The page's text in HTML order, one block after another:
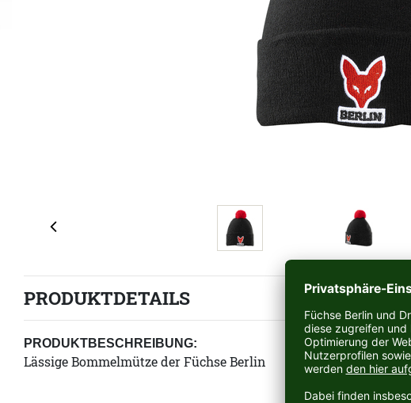
PRODUKTDETAILS
PRODUKTBESCHREIBUNG:
Lässige Bommelmütze der Füchse Berlin